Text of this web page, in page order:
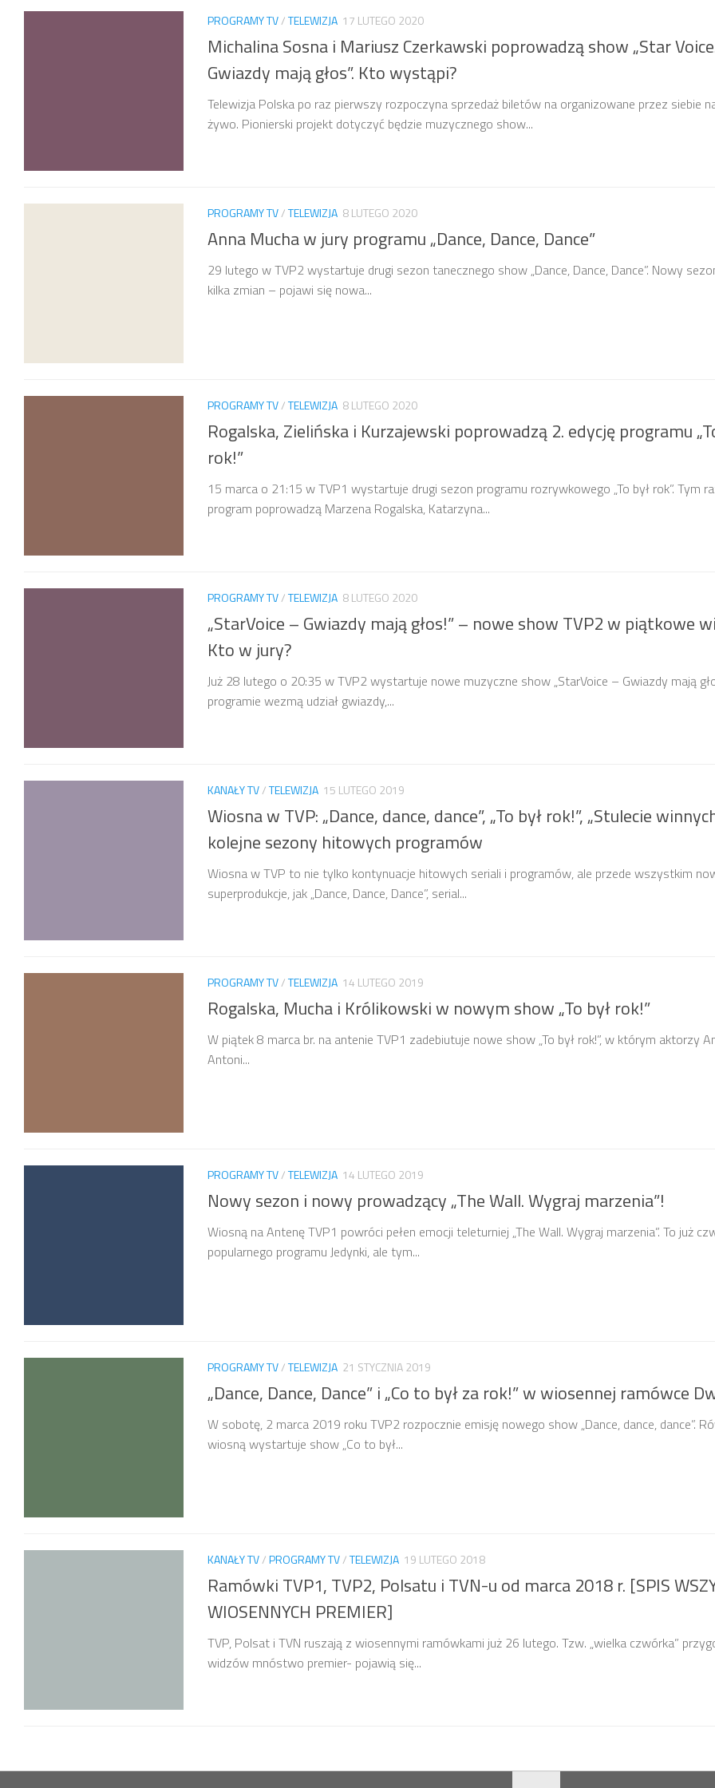
PROGRAMY TV/TELEWIZJA 17 LUTEGO 2020
Michalina Sosna i Mariusz Czerkawski poprowadzą show „Star
Gwiazdy mają głos”. Kto wystąpi?
Telewizja Polska po raz pierwszy rozpoczyna sprzedaż biletów na organizowane przez siebie
żywo. Pionierski projekt dotyczyć będzie muzycznego show...
PROGRAMY TV/TELEWIZJA 8 LUTEGO 2020
Anna Mucha w jury programu „Dance, Dance, Dance”
29 lutego w TVP2 wystartuje drugi sezon tanecznego show „Dance, Dance, Dance”. Nowy
kilka zmian – pojawi się nowa...
PROGRAMY TV/TELEWIZJA 8 LUTEGO 2020
Rogalska, Zielińska i Kurzajewski poprowadzą 2. edycję programu
rok!”
15 marca o 21:15 w TVP1 wystartuje drugi sezon programu rozrywkowego „To był rok”. Tym
program poprowadzą Marzena Rogalska, Katarzyna...
PROGRAMY TV/TELEWIZJA 8 LUTEGO 2020
„StarVoice – Gwiazdy mają głos!” – nowe show TVP2 w piątkowe
Kto w jury?
Już 28 lutego o 20:35 w TVP2 wystartuje nowe muzyczne show „StarVoice – Gwiazdy mają
programie wezmą udział gwiazdy,...
KANAŁY TV/TELEWIZJA 15 LUTEGO 2019
Wiosna w TVP: „Dance, dance, dance”, „To był rok!”, „Stulecie
kolejne sezony hitowych programów
Wiosna w TVP to nie tylko kontynuacje hitowych seriali i programów, ale przede wszystkim
superprodukcje, jak „Dance, Dance, Dance”, serial...
PROGRAMY TV/TELEWIZJA 14 LUTEGO 2019
Rogalska, Mucha i Królikowski w nowym show „To był rok!”
W piątek 8 marca br. na antenie TVP1 zadebiutuje nowe show „To był rok!”, w którym aktorzy
Antoni...
PROGRAMY TV/TELEWIZJA 14 LUTEGO 2019
Nowy sezon i nowy prowadzący „The Wall. Wygraj marzenia”!
Wiosną na Antenę TVP1 powróci pełen emocji teleturniej „The Wall. Wygraj marzenia”. To już
popularnego programu Jedynki, ale tym...
PROGRAMY TV/TELEWIZJA 21 STYCZNIA 2019
„Dance, Dance, Dance” i „Co to był za rok!” w wiosennej ramówce
W sobotę, 2 marca 2019 roku TVP2 rozpocznie emisję nowego show „Dance, dance, dance”.
wiosną wystartuje show „Co to był...
KANAŁY TV/PROGRAMY TV/TELEWIZJA 19 LUTEGO 2018
Ramówki TVP1, TVP2, Polsatu i TVN-u od marca 2018 r. [SPIS
WIOSENNYCH PREMIER]
TVP, Polsat i TVN ruszają z wiosennymi ramówkami już 26 lutego. Tzw. „wielka czwórka”
widzów mnóstwo premier- pojawią się...